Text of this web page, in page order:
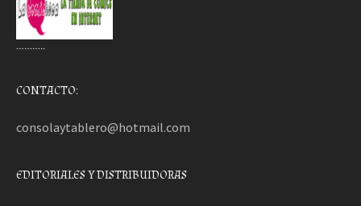
………..
CONTACTO:
consolaytablero@hotmail.com
EDITORIALES Y DISTRIBUIDORAS